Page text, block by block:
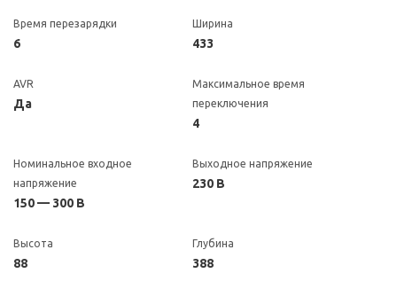
Время перезарядки
6
Ширина
433
AVR
Да
Максимальное время
переключения
4
Номинальное входное
напряжение
150 — 300 В
Выходное напряжение
230 В
Высота
88
Глубина
388